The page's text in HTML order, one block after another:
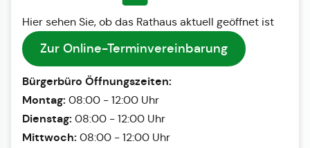
Hier sehen Sie, ob das Rathaus aktuell geöffnet ist
Zur Online-Terminvereinbarung
Bürgerbüro Öffnungszeiten:
Montag: 08:00 - 12:00 Uhr
Dienstag: 08:00 - 12:00 Uhr
Mittwoch: 08:00 - 12:00 Uhr